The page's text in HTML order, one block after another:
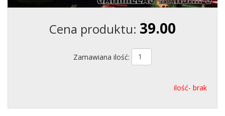
Cena produktu: 39.00
Zamawiana ilość:
ilość- brak